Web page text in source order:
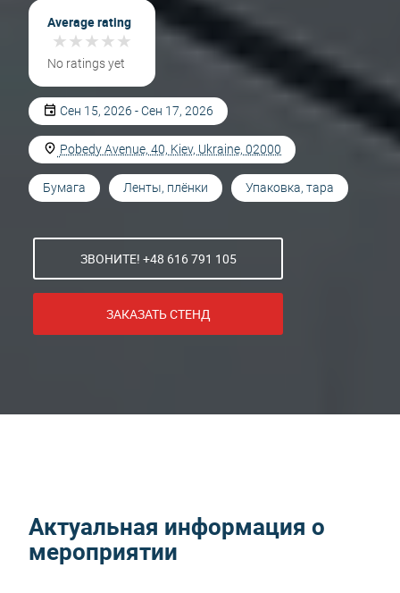
Average rating
★★★★★
★★★★★
No ratings yet
Сен 15, 2026 - Сен 17, 2026
Pobedy Avenue, 40, Kiev, Ukraine, 02000
Бумага Ленты, плёнки Упаковка, тара
ЗВОНИТЕ! +48 616 791 105
ЗАКАЗАТЬ СТЕНД
Актуальная информация о
мероприятии